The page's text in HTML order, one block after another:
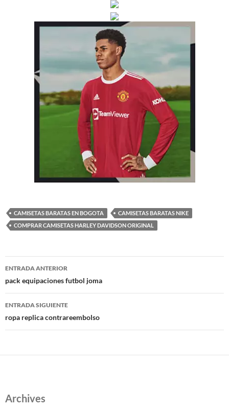
CAMISETAS BARATAS EN BOGOTA
CAMISETAS BARATAS NIKE
COMPRAR CAMISETAS HARLEY DAVIDSON ORIGINAL
Navegación
de
entradas
ENTRADA ANTERIOR
pack equipaciones futbol joma
ENTRADA SIGUIENTE
ropa replica contrareembolso
Archives